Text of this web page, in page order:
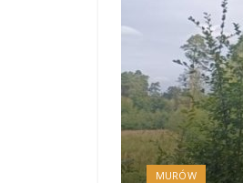
MURÓW